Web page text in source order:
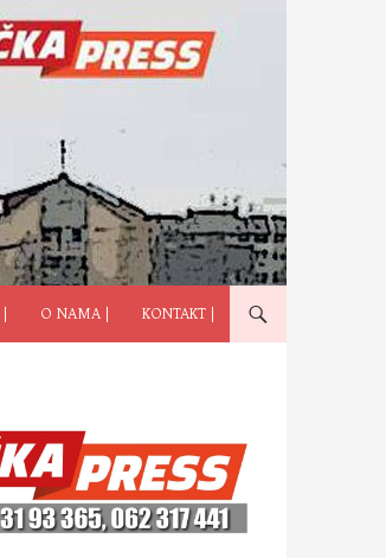
O NAMA | KONTAKT |